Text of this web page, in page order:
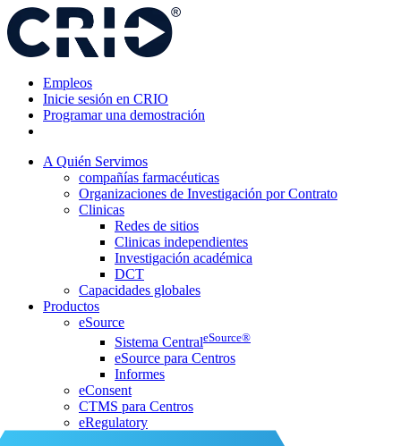
Ir
al
contenido
Empleos
Inicie sesión en CRIO
Programar una demostración
A Quién Servimos
compañías farmacéuticas
Organizaciones de Investigación por Contrato
Clinicas
Redes de sitios
Clinicas independientes
Investigación académica
DCT
Capacidades globales
Productos
eSource
Sistema CentraleSource®
eSource para Centros
Informes
eConsent
CTMS para Centros
eRegulatory